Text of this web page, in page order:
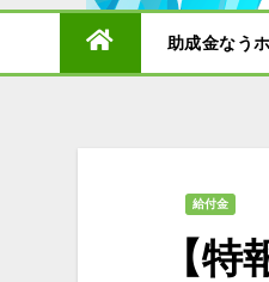
助成金なう
給付金
【